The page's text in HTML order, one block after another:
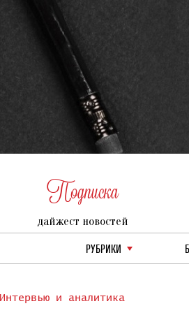
Подписка
дайжест новостей
РУБРИКИ
Интервью и аналитика